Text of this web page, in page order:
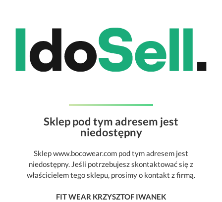
Sklep pod tym adresem jest
niedostępny
Sklep www.bocowear.com pod tym adresem jest
niedostępny. Jeśli potrzebujesz skontaktować się z
właścicielem tego sklepu, prosimy o kontakt z firmą.
FIT WEAR KRZYSZTOF IWANEK